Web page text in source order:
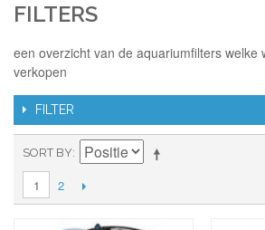
FILTERS
een overzicht van de aquariumfilters welke
verkopen
FILTER
SORT BY
1 2